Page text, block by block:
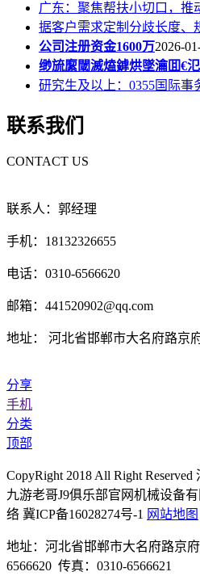
广东：聚焦帮扶小切口，推
据客户需求定制分歧长度、
公司注册资金1600万2026-
缈旈緳閾滅熆鎼烘墜瀹囬€
研究生及以上：0355国际事
联系我们
CONTACT US
联系人：郭经理
手机：18132326655
电话：0310-6566620
邮箱：441520902@qq.com
地址： 河北省邯郸市大名府路京
分享
手机
分类
顶部
CopyRight 2018 All Right
九游老哥J9俱乐部官网机械设备
络 冀ICP备16028274号-1 网站地图
地址：河北省邯郸市大名府路京
6566620 传真：0310-6566621